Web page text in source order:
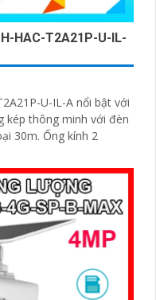
HAC-T2A21P-U-IL-
U-IL-A nổi bật với
kép thông minh với đèn
LED ánh sáng ấm 20m và hồng ngoại 30m. Ống kính 2